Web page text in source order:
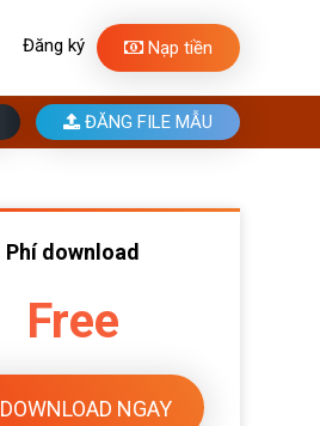
Đăng ký Nạp tiền
ĐĂNG FILE MẪU
Phí download
Free
NGAY